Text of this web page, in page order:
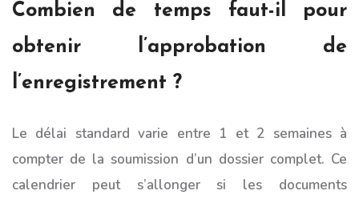
Combien de temps faut-il pour
obtenir l’approbation de
l’enregistrement ?
Le délai standard varie entre 1 et 2 semaines à
compter de la soumission d’un dossier complet. Ce
calendrier peut s’allonger si les documents